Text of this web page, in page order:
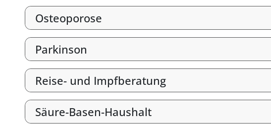
Osteoporose
Parkinson
Reise- und Impfberatung
Säure-Basen-Haushalt